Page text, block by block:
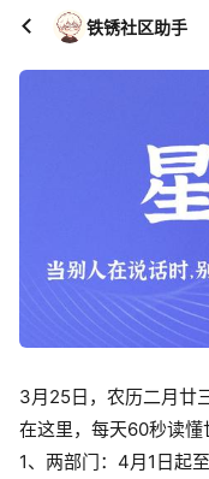
铁锈社区助手
3月25日，农历二月廿
在这里，每天60秒读懂
1、两部门：4月1日起